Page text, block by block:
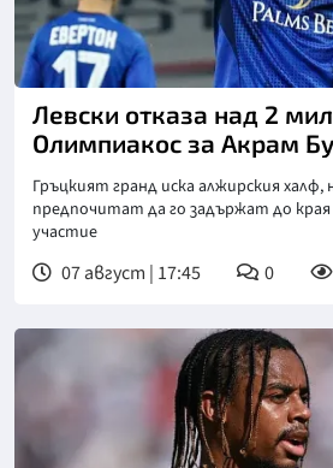
Снимка: goggle
Левски отказа над 2
Олимпиакос за Акрам
Гръцкият гранд иска алжирския
предпочитат да го задържат до
участие
07 август | 17:45 0